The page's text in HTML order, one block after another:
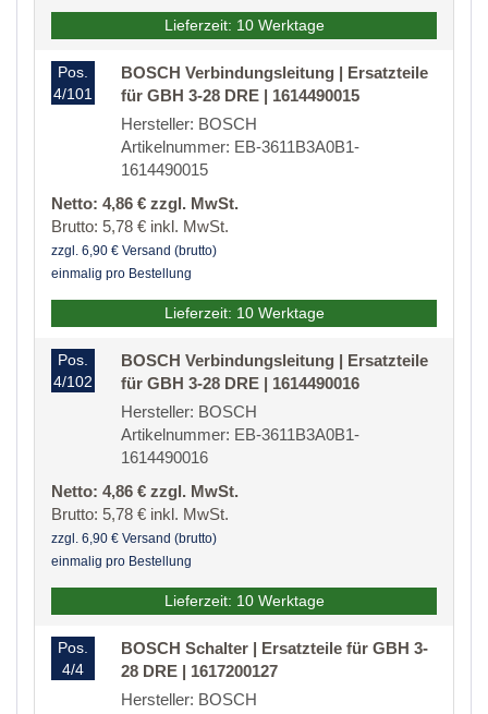
Lieferzeit: 10 Werktage
Pos.
4/101
BOSCH Verbindungsleitung | Ersatzteile
für GBH 3-28 DRE | 1614490015
Hersteller: BOSCH
Artikelnummer: EB-3611B3A0B1-
1614490015
Netto: 4,86 € zzgl. MwSt.
Brutto: 5,78 € inkl. MwSt.
zzgl. 6,90 € Versand (brutto)
einmalig pro Bestellung
Lieferzeit: 10 Werktage
Pos.
4/102
BOSCH Verbindungsleitung | Ersatzteile
für GBH 3-28 DRE | 1614490016
Hersteller: BOSCH
Artikelnummer: EB-3611B3A0B1-
1614490016
Netto: 4,86 € zzgl. MwSt.
Brutto: 5,78 € inkl. MwSt.
zzgl. 6,90 € Versand (brutto)
einmalig pro Bestellung
Lieferzeit: 10 Werktage
Pos.
4/4
BOSCH Schalter | Ersatzteile für GBH 3-
28 DRE | 1617200127
Hersteller: BOSCH